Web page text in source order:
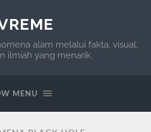
alam melalui fakta, visual,
ilmiah yang menarik.
MENU